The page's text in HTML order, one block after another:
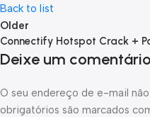
Back to list
Older
Connectify Hotspot Crack +
Deixe um comentário
O seu endereço de e-mail não
obrigatórios são marcados